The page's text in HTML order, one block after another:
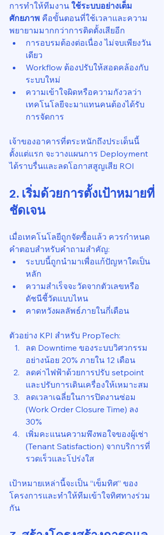
การทำให้ทีมงาน ใช้ระบบอย่างเต็ม
ศักยภาพ คือขั้นตอนที่ใช้เวลาและความ
พยายามมากกว่าการติดตั้งเสียอีก
การอบรมต้องต่อเนื่อง ไม่จบเพียงวัน
เดียว
Workflow ต้องปรับให้สอดคล้องกับ
ระบบใหม่
ความเข้าใจผิดหรือความกังวลว่า
เทคโนโลยีจะมาแทนคนต้องได้รับ
การจัดการ
เจ้าของอาคารที่ตระหนักถึงประเด็นนี้
ตั้งแต่แรก จะวางแผนการ Deployment
ได้ราบรื่นและลดโอกาสสูญเสีย ROI
2. เริ่มด้วยการตั้งเป้าหมายที่
ชัดเจน
เมื่อเทคโนโลยีถูกจัดซื้อแล้ว ควรกำหนด
คำตอบสำหรับคำถามสำคัญ:
ระบบนี้ถูกนำมาเพื่อแก้ปัญหาใดเป็น
หลัก
ความสำเร็จจะวัดจากตัวเลขหรือ
ดัชนีชี้วัดแบบไหน
คาดหวังผลลัพธ์ภายในกี่เดือน
ตัวอย่าง KPI สำหรับ PropTech:
ลด Downtime ของระบบวิศวกรรม
อย่างน้อย 20% ภายใน 12 เดือน
ลดค่าไฟฟ้าด้วยการปรับ setpoint
และปรับการเดินเครื่องให้เหมาะสม
ลดเวลาเฉลี่ยในการปิดงานซ่อม
(Work Order Closure Time) ลง
30%
เพิ่มคะแนนความพึงพอใจของผู้เช่า
(Tenant Satisfaction) จากบริการที่
รวดเร็วและโปร่งใส
เป้าหมายเหล่านี้จะเป็น “เข็มทิศ” ของ
โครงการและทำให้ทีมเข้าใจทิศทางร่วม
กัน